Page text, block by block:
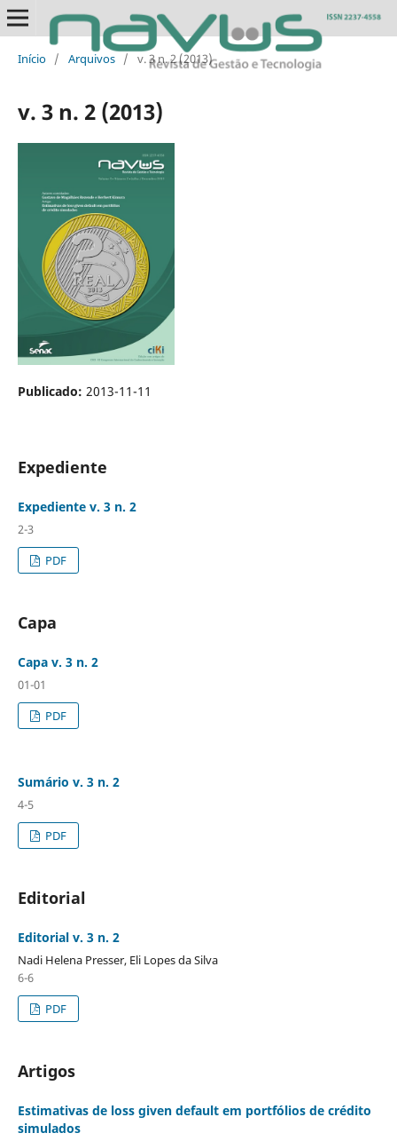
Início / Arquivos / v. 3 n. 2 (2013)
v. 3 n. 2 (2013)
Publicado: 2013-11-11
Expediente
Expediente v. 3 n. 2
2-3
PDF
Capa
Capa v. 3 n. 2
01-01
PDF
Sumário v. 3 n. 2
4-5
PDF
Editorial
Editorial v. 3 n. 2
Nadi Helena Presser, Eli Lopes da Silva
6-6
PDF
Artigos
Estimativas de loss given default em portfólios de crédito
simulados